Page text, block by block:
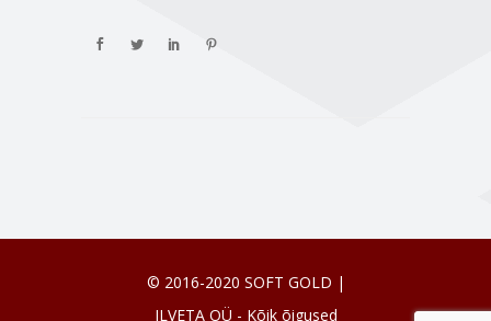
© 2016-2020 SOFT GOLD |
ILVETA OÜ - Kõik õigused